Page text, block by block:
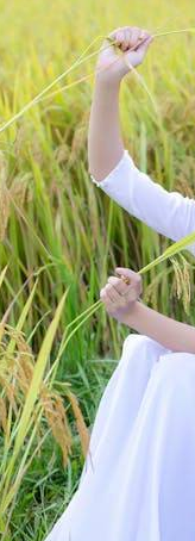
业风险和个人心理
能力、创业项目前
计划、市场需求和
和家庭的财务状
许多职场人士追求